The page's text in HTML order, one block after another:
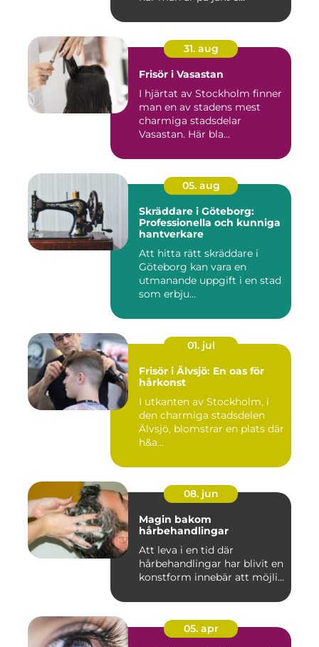
31. aug
Frisör i Vasastan
I hjärtat av Stockholm finner
man en av stadens mest
charmiga stadsdelar
Vasastan. Här bla...
05. aug
Skräddare i Göteborg:
Professionella och kunniga
hantverkare
Att hitta rätt skräddare i
Göteborg kan vara en
utmanande uppgift i en stad
som erbju...
01. jul
Frisör i Älvsjö: En oas för
hårkonst
I utkanten av Stockholm, i
den charmiga stadsdelen
Älvsjö, blomstrar en plats där
h&a...
08. jun
Magin bakom
hårbehandlingar
Att leva i en tid där
hårbehandlingar har blivit en
konstform innebär att möjli...
05. apr